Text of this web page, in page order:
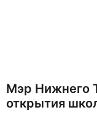
Мэр Нижнего
открытия